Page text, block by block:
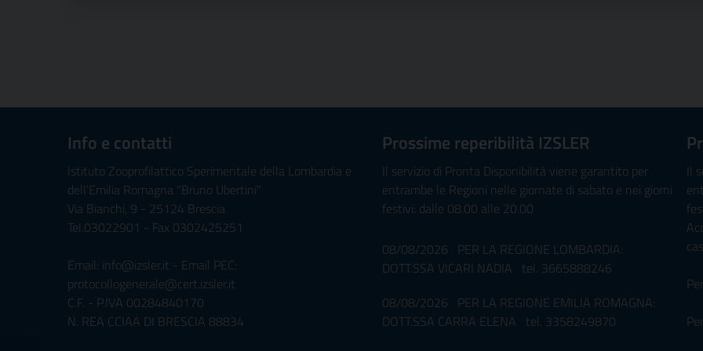
Info e contatti
Istituto Zooprofilattico Sperimentale della Lombardia e
dell'Emilia Romagna "Bruno Ubertini"
Via Bianchi, 9 - 25124 Brescia
Tel.03022901 - Fax 0302425251
Email: info@izsler.it - Email PEC:
protocollogenerale@cert.izsler.it
C.F. - P.IVA 00284840170
N. REA CCIAA DI BRESCIA 88834
Prossime reperibilità IZSLER
Il servizio di Pronta Disponibilità viene garantito per
entrambe le Regioni nelle giornate di sabato e nei giorni
festivi: dalle 08.00 alle 20.00
08/08/2026 PER LA REGIONE LOMBARDIA:
DOTT.SSA VICARI NADIA tel. 3665888246
08/08/2026 PER LA REGIONE EMILIA ROMAGNA:
DOTT.SSA CARRA ELENA tel. 3358249870
Il